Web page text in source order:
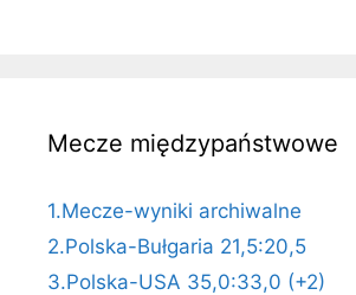
Mecze międzypaństwowe
1.Mecze-wyniki archiwalne
2.Polska-Bułgaria 21,5:20,5
3.Polska-USA 35,0:33,0 (+2)